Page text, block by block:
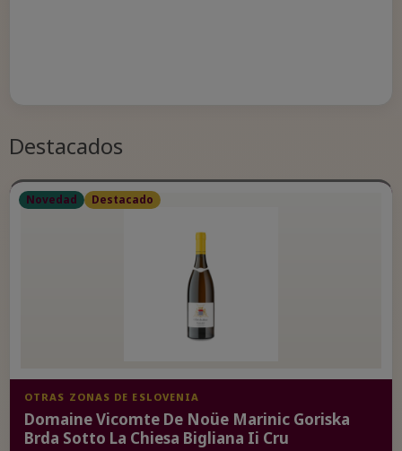
Destacados
Novedad Destacado
OTRAS ZONAS DE ESLOVENIA
Domaine Vicomte De Noüe Marinic Goriska
Brda Sotto La Chiesa Bigliana Ii Cru